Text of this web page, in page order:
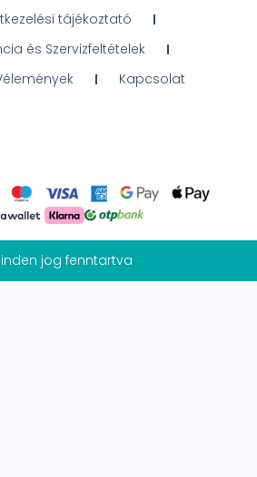
tájékoztató
és Szervizfeltételek
Kapcsolat
jog fenntartva